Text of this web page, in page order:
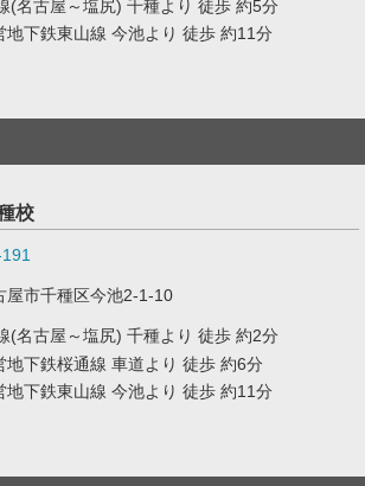
(名古屋～塩尻) 千種より 徒歩 約5分
地下鉄東山線 今池より 徒歩 約11分
校
屋市千種区今池2-1-10
(名古屋～塩尻) 千種より 徒歩 約2分
地下鉄桜通線 車道より 徒歩 約6分
地下鉄東山線 今池より 徒歩 約11分